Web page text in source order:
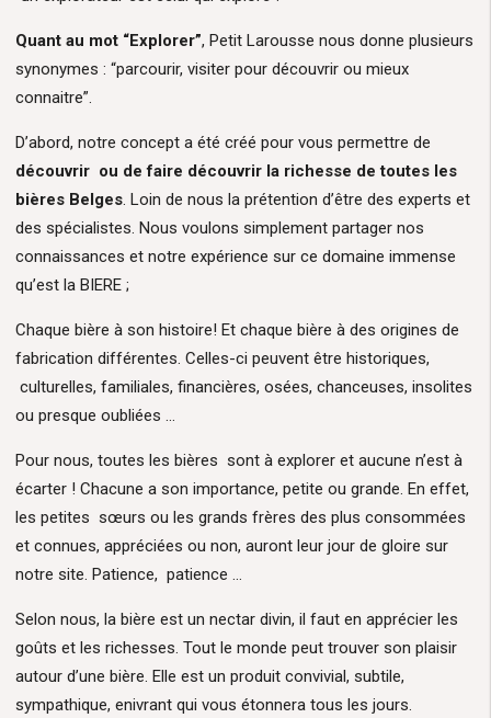
Quant au mot “Explorer”, Petit Larousse nous donne plusieurs
synonymes : “parcourir, visiter pour découvrir ou mieux
connaitre”.
D’abord, notre concept a été créé pour vous permettre de
découvrir ou de faire découvrir la richesse de toutes les
bières Belges. Loin de nous la prétention d’être des experts et
des spécialistes. Nous voulons simplement partager nos
connaissances et notre expérience sur ce domaine immense
qu’est la BIERE ;
Chaque bière à son histoire! Et chaque bière à des origines de
fabrication différentes. Celles-ci peuvent être historiques,
culturelles, familiales, financières, osées, chanceuses, insolites
ou presque oubliées …
Pour nous, toutes les bières sont à explorer et aucune n’est à
écarter ! Chacune a son importance, petite ou grande. En effet,
les petites sœurs ou les grands frères des plus consommées
et connues, appréciées ou non, auront leur jour de gloire sur
notre site. Patience, patience …
Selon nous, la bière est un nectar divin, il faut en apprécier les
goûts et les richesses. Tout le monde peut trouver son plaisir
autour d’une bière. Elle est un produit convivial, subtile,
sympathique, enivrant qui vous étonnera tous les jours.